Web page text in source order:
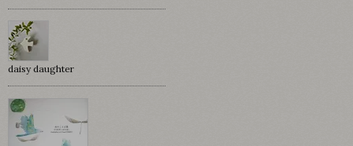
daisy daughter